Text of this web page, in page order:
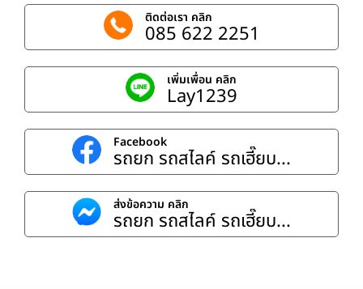
ติดต่อเรา คลิก
085 622 2251
เพิ่มเพื่อน คลิก
Lay1239
Facebook
รถยก รถสไลค์ รถเฮี๊ยบ...
ส่งข้อความ คลิก
รถยก รถสไลค์ รถเฮี๊ยบ...